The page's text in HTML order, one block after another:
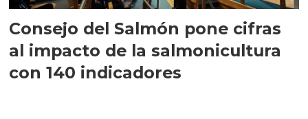
Consejo del Salmón pone cifras
al impacto de la salmonicultura
con 140 indicadores